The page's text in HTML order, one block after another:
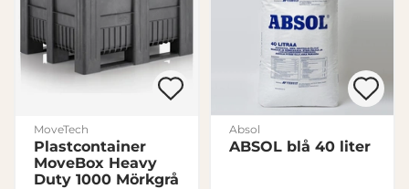
Statistik
Marknadsföring
Visa detaljer
MoveTech
Plastcontainer
MoveBox Heavy
Duty 1000 Mörkgrå
Absol
ABSOL blå 40 liter